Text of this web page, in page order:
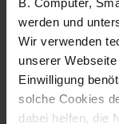
B. Computer,
werden und
Wir verwenden
unserer
Einwilligung
solche Cookies
dabei helfen, die
Sternbach
Download